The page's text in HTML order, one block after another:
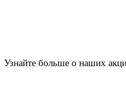
Узнайте больше о наших